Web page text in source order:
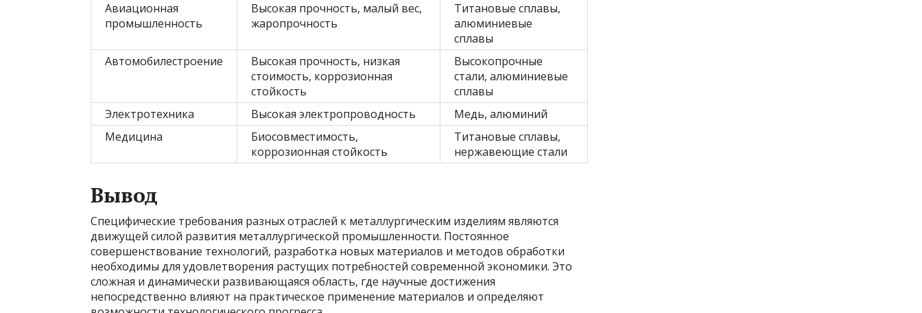
Авиационная
промышленность
Высокая прочность, малый вес,
жаропрочность
Титановые сплавы,
алюминиевые
сплавы
Автомобилестроение
Высокая прочность, низкая
стоимость, коррозионная
стойкость
Высокопрочные
стали, алюминиевые
сплавы
Электротехника
Высокая электропроводность
Медь, алюминий
Медицина
Биосовместимость,
коррозионная стойкость
Титановые сплавы,
нержавеющие стали
Вывод
Специфические требования разных отраслей к металлургическим изделиям являются
движущей силой развития металлургической промышленности. Постоянное
совершенствование технологий, разработка новых материалов и методов обработки
необходимы для удовлетворения растущих потребностей современной экономики. Это
сложная и динамически развивающаяся область, где научные достижения
непосредственно влияют на практическое применение материалов и определяют